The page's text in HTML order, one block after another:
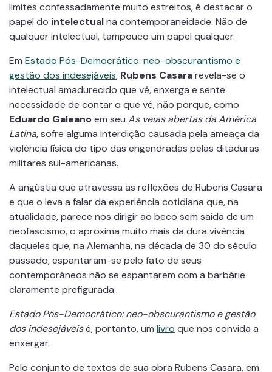
limites confessadamente muito estreitos, é destacar o
papel do intelectualna contemporaneidade. Não de
qualquer intelectual, tampouco um papel qualquer.
Em Estado Pós-Democrático: neo-obscurantismo e
gestão dos indesejáveis, Rubens Casararevela-se o
intelectual amadurecido que vê, enxerga e sente
necessidade de contar o que vê, não porque, como
Eduardo Galeanoem seu As veias abertas da América
Latina, sofre alguma interdição causada pela ameaça da
violência física do tipo das engendradas pelas ditaduras
militares sul-americanas.
A angústia que atravessa as reflexões de Rubens Casara
e que o leva a falar da experiência cotidiana que, na
atualidade, parece nos dirigir ao beco sem saída de um
neofascismo, o aproxima muito mais da dura vivência
daqueles que, na Alemanha, na década de 30 do século
passado, espantaram-se pelo fato de seus
contemporâneos não se espantarem com a barbárie
claramente prefigurada.
Estado Pós-Democrático: neo-obscurantismo e gestão
dos indesejáveisé, portanto, um livro que nos convida a
enxergar.
Pelo conjunto de textos de sua obra Rubens Casara, em